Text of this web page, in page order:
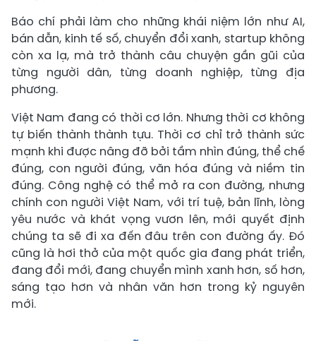
Báo chí phải làm cho những khái niệm lớn như AI,
bán dẫn, kinh tế số, chuyển đổi xanh, startup không
còn xa lạ, mà trở thành câu chuyện gần gũi của
từng người dân, từng doanh nghiệp, từng địa
phương.
Việt Nam đang có thời cơ lớn. Nhưng thời cơ không
tự biến thành thành tựu. Thời cơ chỉ trở thành sức
mạnh khi được nâng đỡ bởi tầm nhìn đúng, thể chế
đúng, con người đúng, văn hóa đúng và niềm tin
đúng. Công nghệ có thể mở ra con đường, nhưng
chính con người Việt Nam, với trí tuệ, bản lĩnh, lòng
yêu nước và khát vọng vươn lên, mới quyết định
chúng ta sẽ đi xa đến đâu trên con đường ấy. Đó
cũng là hơi thở của một quốc gia đang phát triển,
đang đổi mới, đang chuyển mình xanh hơn, số hơn,
sáng tạo hơn và nhân văn hơn trong kỷ nguyên
mới.